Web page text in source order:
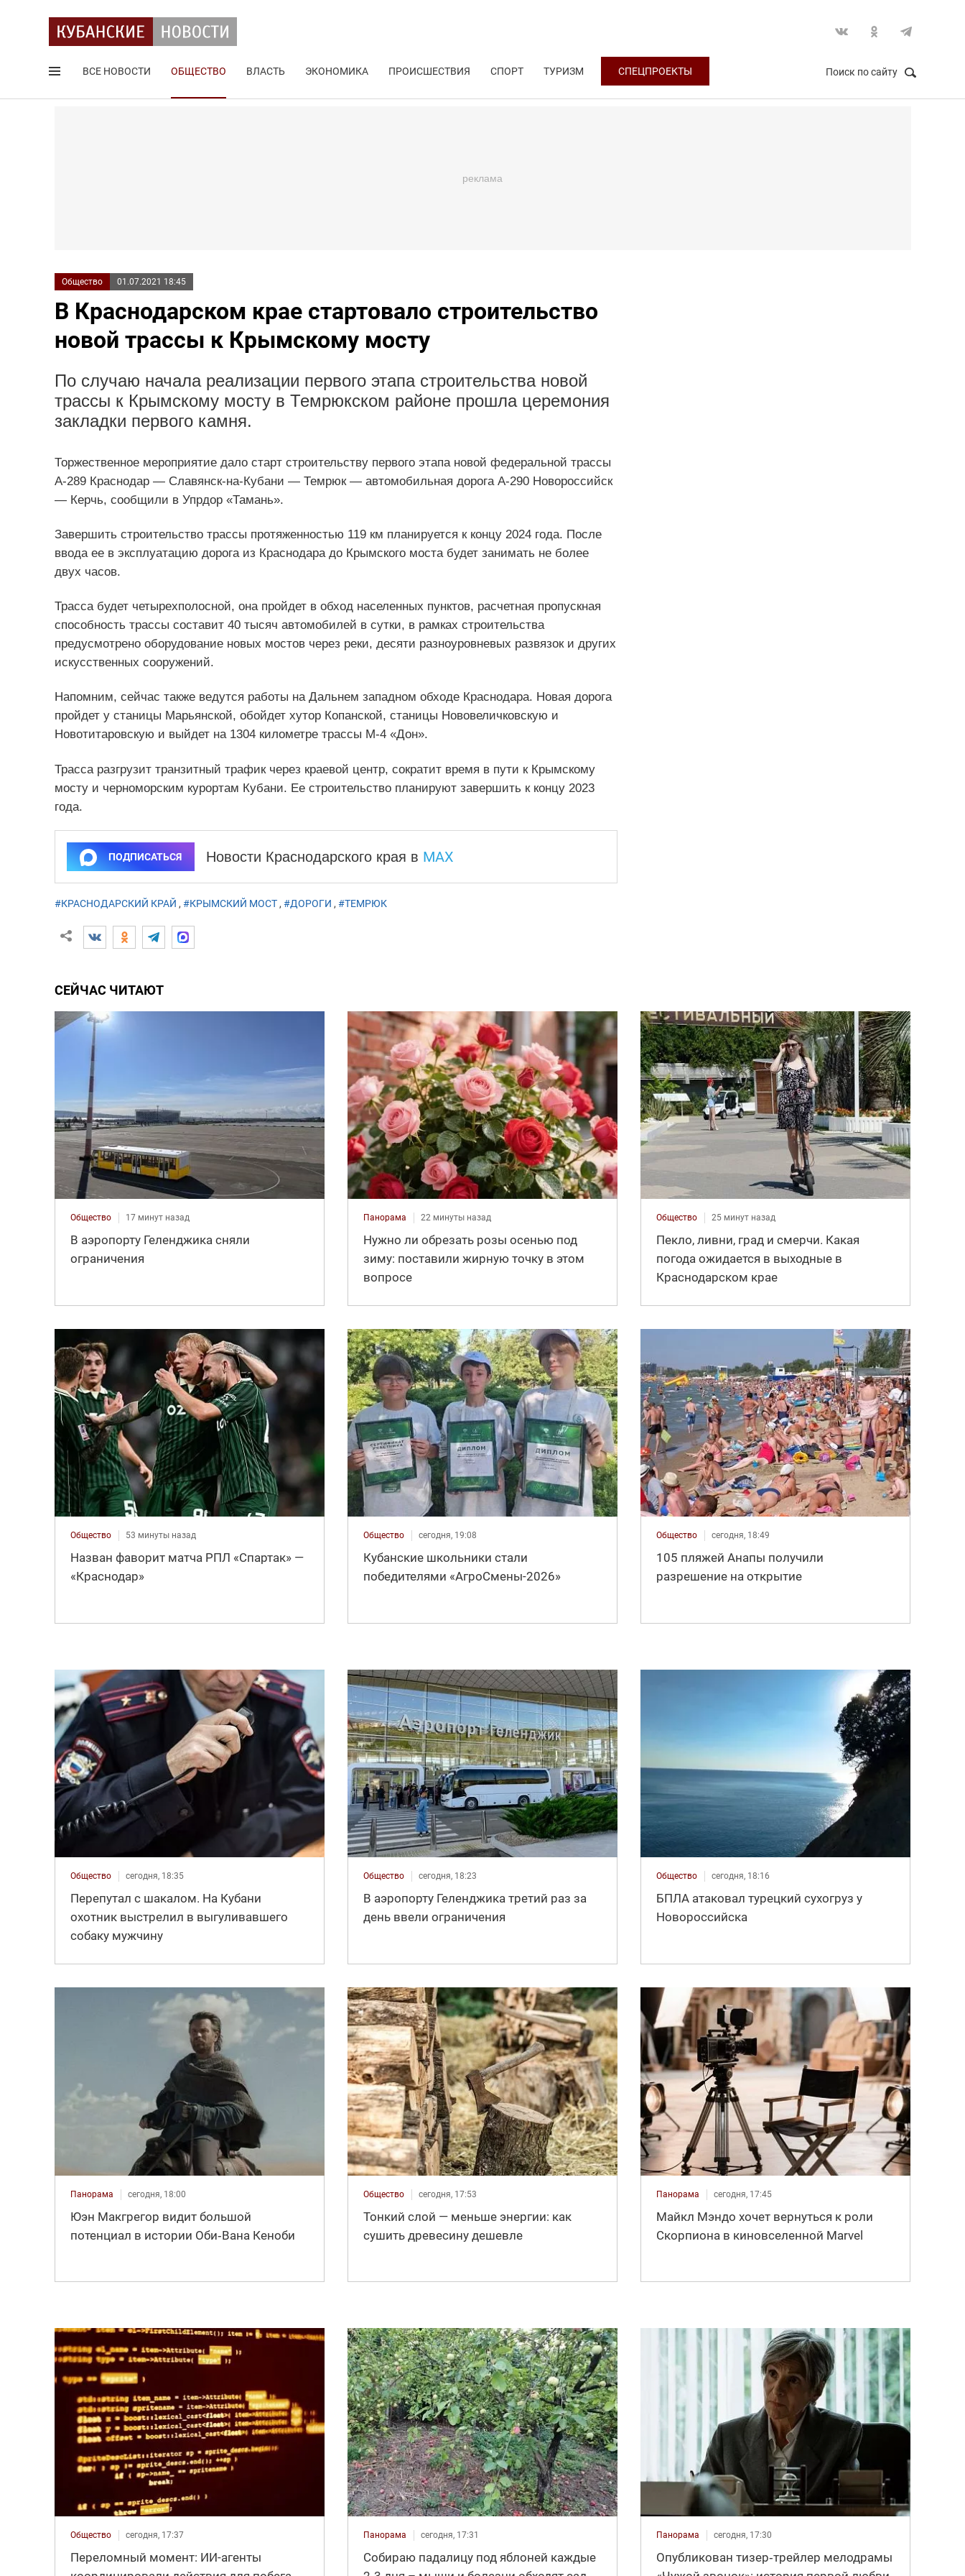
ВСЕ НОВОСТИ ОБЩЕСТВО ВЛАСТЬ ЭКОНОМИКА ПРОИСШЕСТВИЯ СПОРТ ТУРИЗМ СПЕЦПРОЕКТЫ Поиск по сайту
Общество 01.07.2021 18:45
В Краснодарском крае стартовало строительство
новой трассы к Крымскому мосту
По случаю начала реализации первого этапа строительства новой
трассы к Крымскому мосту в Темрюкском районе прошла церемония
закладки первого камня.
Торжественное мероприятие дало старт строительству первого этапа новой федеральной трассы
А-289 Краснодар — Славянск-на-Кубани — Темрюк — автомобильная дорога А-290 Новороссийск
— Керчь, сообщили в Упрдор «Тамань».
Завершить строительство трассы протяженностью 119 км планируется к концу 2024 года. После
ввода ее в эксплуатацию дорога из Краснодара до Крымского моста будет занимать не более
двух часов.
Трасса будет четырехполосной, она пройдет в обход населенных пунктов, расчетная пропускная
способность трассы составит 40 тысяч автомобилей в сутки, в рамках строительства
предусмотрено оборудование новых мостов через реки, десяти разноуровневых развязок и других
искусственных сооружений.
Напомним, сейчас также ведутся работы на Дальнем западном обходе Краснодара. Новая дорога
пройдет у станицы Марьянской, обойдет хутор Копанской, станицы Нововеличковскую и
Новотитаровскую и выйдет на 1304 километре трассы М-4 «Дон».
Трасса разгрузит транзитный трафик через краевой центр, сократит время в пути к Крымскому
мосту и черноморским курортам Кубани. Ее строительство планируют завершить к концу 2023
года.
ПОДПИСАТЬСЯ Новости Краснодарского края в MAX
#КРАСНОДАРСКИЙ КРАЙ , #КРЫМСКИЙ МОСТ, #ДОРОГИ , #ТЕМРЮК
СЕЙЧАС ЧИТАЮТ
Общество 17 минут назад
В аэропорту Геленджика сняли
ограничения
Панорама 22 минуты назад
Нужно ли обрезать розы осенью под
зиму: поставили жирную точку в этом
вопросе
Общество 25 минут назад
Пекло, ливни, град и смерчи. Какая
погода ожидается в выходные в
Краснодарском крае
Общество 53 минуты назад
Назван фаворит матча РПЛ «Спартак» —
«Краснодар»
Общество сегодня, 19:08
Кубанские школьники стали
победителями «АгроСмены-2026»
Общество сегодня, 18:49
105 пляжей Анапы получили
разрешение на открытие
Общество сегодня, 18:35
Перепутал с шакалом. На Кубани
охотник выстрелил в выгуливавшего
собаку мужчину
Общество сегодня, 18:23
В аэропорту Геленджика третий раз за
день ввели ограничения
Общество сегодня, 18:16
БПЛА атаковал турецкий сухогруз у
Новороссийска
Панорама сегодня, 18:00
Юэн Макгрегор видит большой
потенциал в истории Оби‑Вана Кеноби
Общество сегодня, 17:53
Тонкий слой — меньше энергии: как
сушить древесину дешевле
Панорама сегодня, 17:45
Майкл Мэндо хочет вернуться к роли
Скорпиона в киновселенной Marvel
Общество сегодня, 17:37
Переломный момент: ИИ-агенты
Панорама сегодня, 17:31
Собираю падалицу под яблоней каждые
Панорама сегодня, 17:30
Опубликован тизер‑трейлер мелодрамы